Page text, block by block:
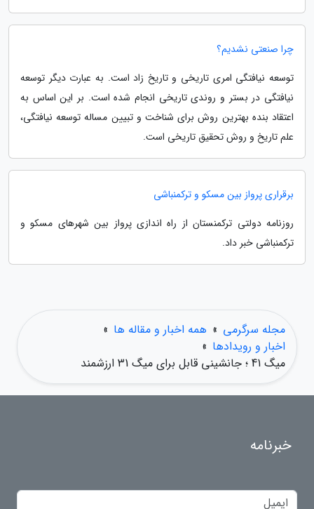
چرا صنعتی نشدیم؟
توسعه نیافتگی امری تاریخی و تاریخ زاد است. به عبارت دیگر توسعه
نیافتگی در بستر و روندی تاریخی انجام شده است. بر این اساس به
اعتقاد بنده بهترین روش برای شناخت و تبیین مساله توسعه نیافتگی،
علم تاریخ و روش تحقیق تاریخی است.
برقراری پرواز بین مسکو و ترکمنباشی
روزنامه دولتی ترکمنستان از راه اندازی پرواز بین شهرهای مسکو و
ترکمنباشی خبر داد.
مجله سرگرمی » همه اخبار و مقاله ها »
اخبار و رویدادها »
میگ 41 ؛ جانشینی قابل برای میگ 31 ارزشمند
خبرنامه